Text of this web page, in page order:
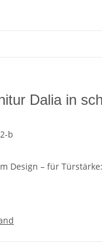
Dalia in
b
Design – für